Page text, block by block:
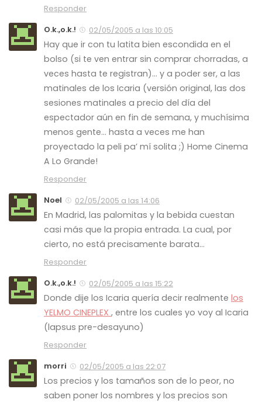
Responder
O.k.,o.k.!
02/05/2005 a las 10:05
Hay que ir con tu latita bien escondida en el
bolso (si te ven entrar sin comprar chorradas, a
veces hasta te registran)… y a poder ser, a las
matinales de los Icaria (versión original, las dos
sesiones matinales a precio del día del
espectador aún en fin de semana, y muchísima
menos gente… hasta a veces me han
proyectado la peli pa’ mí solita ;) Home Cinema
A Lo Grande!
Responder
Noel
02/05/2005 a las 14:06
En Madrid, las palomitas y la bebida cuestan
casi más que la propia entrada. La cual, por
cierto, no está precisamente barata…
Responder
O.k.,o.k.!
02/05/2005 a las 15:22
Donde dije los Icaria quería decir realmente los
YELMO CINEPLEX , entre los cuales yo voy al Icaria
(lapsus pre-desayuno)
Responder
morri
02/05/2005 a las 22:07
Los precios y los tamaños son de lo peor, no
saben poner los nombres y los precios son